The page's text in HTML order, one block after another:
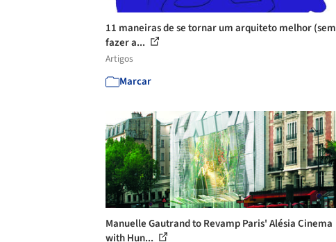
11 maneiras de se tornar um arquiteto melhor (sem
fazer a...
Artigos
Marcar
Manuelle Gautrand to Revamp Paris' Alésia Cinema
with Hun...